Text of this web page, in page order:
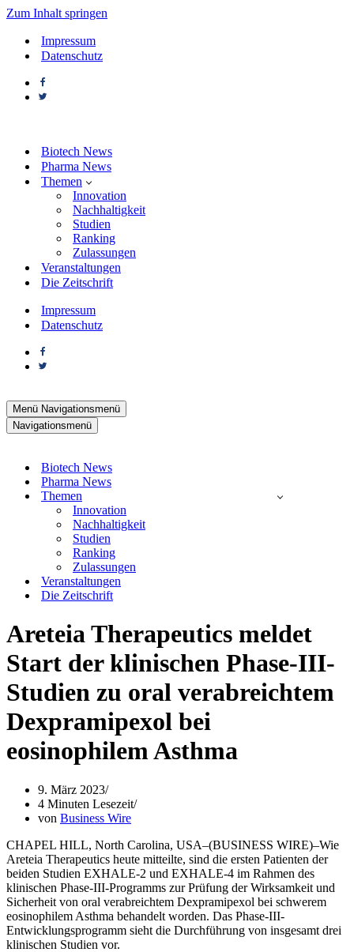
Zum Inhalt springen
Impressum
Datenschutz
Biotech News
Pharma News
Themen
Innovation
Nachhaltigkeit
Studien
Ranking
Zulassungen
Veranstaltungen
Die Zeitschrift
Impressum
Datenschutz
Menü Navigationsmenü
Navigationsmenü
Biotech News
Pharma News
Themen
Innovation
Nachhaltigkeit
Studien
Ranking
Zulassungen
Veranstaltungen
Die Zeitschrift
Areteia Therapeutics meldet
Start der klinischen Phase-III-
Studien zu oral verabreichtem
Dexpramipexol bei
eosinophilem Asthma
9. März 2023
4 Minuten Lesezeit
von Business Wire
CHAPEL HILL, North Carolina, USA–(BUSINESS WIRE)–Wie
Areteia Therapeutics heute mitteilte, sind die ersten Patienten der
beiden Studien EXHALE-2 und EXHALE-4 im Rahmen des
klinischen Phase-III-Programms zur Prüfung der Wirksamkeit und
Sicherheit von oral verabreichtem Dexpramipexol bei schwerem
eosinophilem Asthma behandelt worden. Das Phase-III-
Entwicklungsprogramm sieht die Durchführung von insgesamt drei
klinischen Studien vor.